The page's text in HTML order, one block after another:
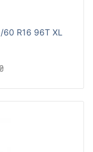
R16 96T XL